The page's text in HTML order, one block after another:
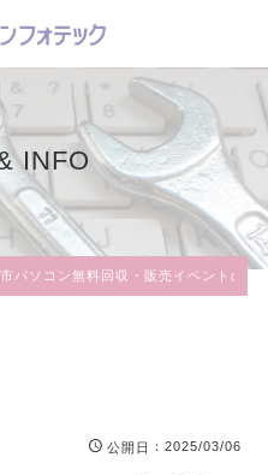
INFO
パソコン無料回収・販売イベントのお
公開日 ：2025/03/06